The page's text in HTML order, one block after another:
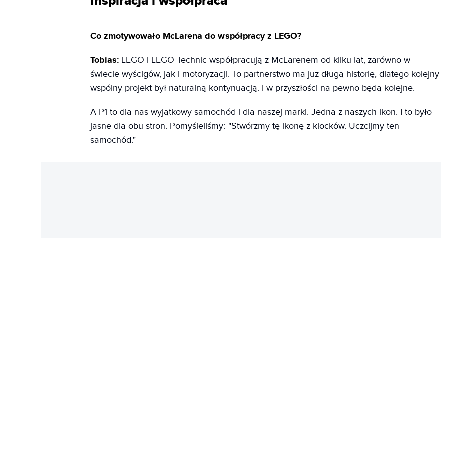
Co zmotywowało McLarena do współpracy z LEGO?
Tobias: LEGO i LEGO Technic współpracują z McLarenem od kilku lat, zarówno w
świecie wyścigów, jak i motoryzacji. To partnerstwo ma już długą historię, dlatego kolejny
wspólny projekt był naturalną kontynuacją. I w przyszłości na pewno będą kolejne.
A P1 to dla nas wyjątkowy samochód i dla naszej marki. Jedna z naszych ikon. I to było
jasne dla obu stron. Pomyśleliśmy: "Stwórzmy tę ikonę z klocków. Uczcijmy ten
samochód."